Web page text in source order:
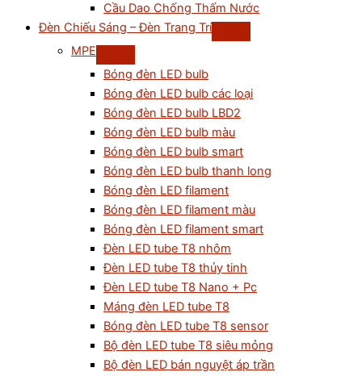
Cầu Dao Chống Thấm Nước
Đèn Chiếu Sáng – Đèn Trang Trí
MPE
Bóng đèn LED bulb
Bóng đèn LED bulb các loại
Bóng đèn LED bulb LBD2
Bóng đèn LED bulb màu
Bóng đèn LED bulb smart
Bóng đèn LED bulb thanh long
Bóng đèn LED filament
Bóng đèn LED filament màu
Bóng đèn LED filament smart
Đèn LED tube T8 nhôm
Đèn LED tube T8 thủy tinh
Đèn LED tube T8 Nano + Pc
Máng đèn LED tube T8
Bóng đèn LED tube T8 sensor
Bộ đèn LED tube T8 siêu mỏng
Bộ đèn LED bán nguyệt áp trần